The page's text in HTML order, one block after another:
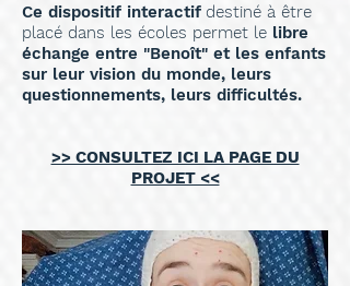
Ce dispositif interactif destiné à être
placé dans les écoles permet le libre
échange entre "Benoît" et les enfants
sur leur vision du monde, leurs
questionnements, leurs difficultés.
>> CONSULTEZ ICI LA PAGE DU
PROJET <<